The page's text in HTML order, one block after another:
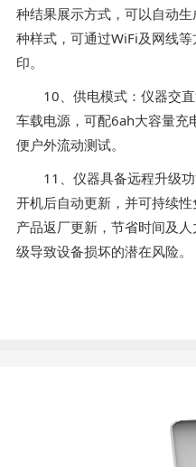
种结果展示方式，可以自动
种样式，可通过WiFi及网线
印。
10、供电模式：仪器交直
车载电源，可配6ah大容量充
便户外流动测试。
11、仪器具备远程升级功
开机后自动更新，并可持续
产品返厂更新，节省时间及
级导致设备损坏的潜在风险。